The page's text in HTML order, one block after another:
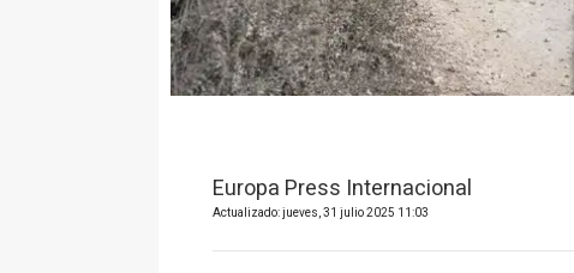
Europa Press Internacional
Actualizado: jueves, 31 julio 2025 11:03